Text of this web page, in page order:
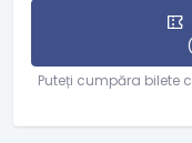
Puteți cumpăra bilete